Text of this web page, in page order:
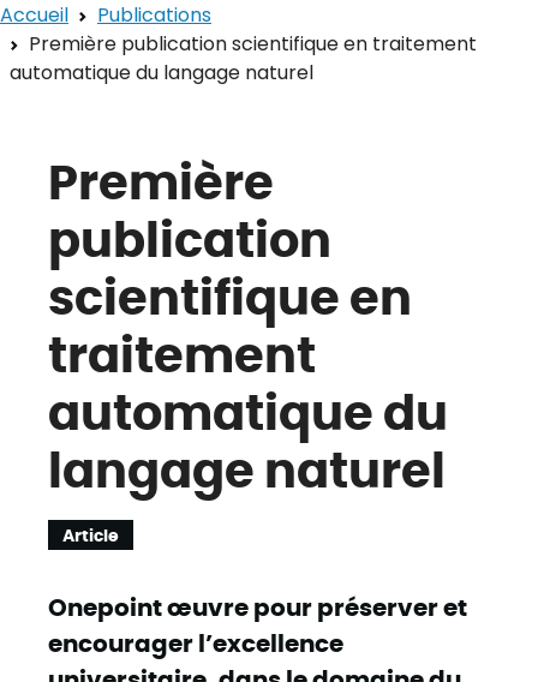
Accueil
Publications
Première publication scientifique en traitement
automatique du langage naturel
Première
publication
scientifique en
traitement
automatique du
langage naturel
Article
Onepoint œuvre pour préserver et
encourager l’excellence